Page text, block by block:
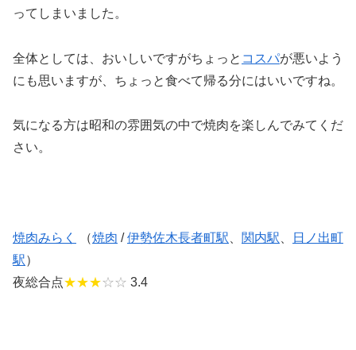
ってしまいました。
全体としては、おいしいですがちょっと コスパが悪いよう
にも思いますが、ちょっと食べて帰る分にはいいですね。
気になる方は昭和の雰囲気の中で焼肉を楽しんでみてくだ
さい。
焼肉みらく （焼肉 /伊勢佐木長者町駅 関内駅
日ノ出町
駅）
夜総合点★★★☆☆ 3.4